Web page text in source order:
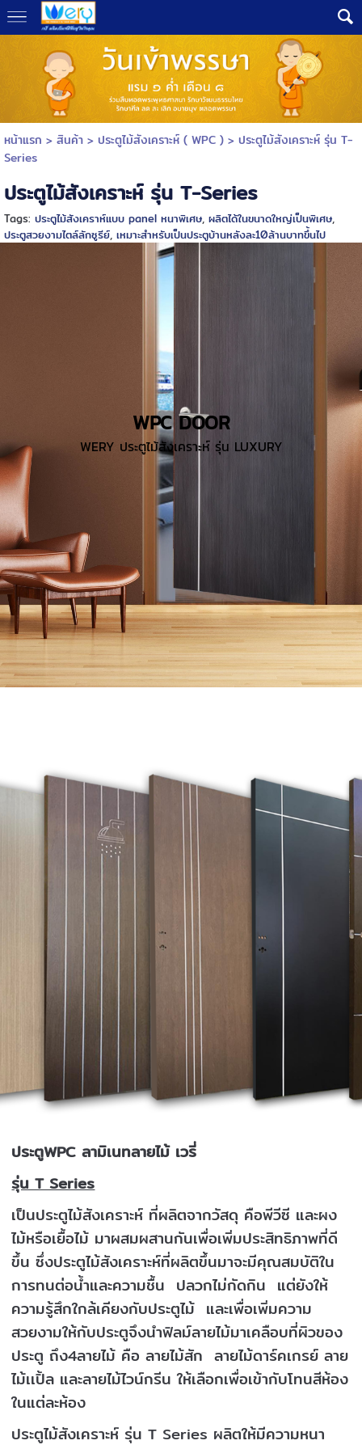
หน้าแรก > สินค้า > ประตูไม้สังเคราะห์ ( WPC )> ประตูไม้สังเคราะห์ รุ่น T-
Series
ประตูไม้สังเคราะห์ รุ่น T-Series
Tags: ประตูไม้สังเคราห์แบบ panel หนาพิเศษ, ผลิตได้ในขนาดใหญ่เป็นพิเศษ,
ประตูสวยงามไตล์ลักซูรีย์, เหมาะสำหรับเป็นประตูบ้านหลังละ10ล้านบาทขึ้นไป
WPC DOOR
WERY ประตูไม้สังเคราะห์ รุ่น LUXURY
ประตูWPC ลามิเนทลายไม้ เวรี่
รุ่น T Series
เป็นประตูไม้สังเคราะห์ ที่ผลิตจากวัสดุ คือพีวีซี และผง
ไม้หรือเยื้อไม้ มาผสมผสานกันเพื่อเพิ่มประสิทธิภาพที่ดี
ขึ้น ซึ่งประตูไม้สังเคราะห์ที่ผลิตขึ้นมาจะมีคุณสมบัติใน
การทนต่อน้ำและความชื้น ปลวกไม่กัดกิน แต่ยังให้
ความรู้สึกใกล้เคียงกับประตูไม้ และเพื่อเพิ่มความ
สวยงามให้กับประตูจึงนำฟิลม์ลายไม้มาเคลือบที่ผิวของ
ประตู ถึง4ลายไม้ คือ ลายไม้สัก ลายไม้ดาร์คเกรย์ ลาย
ไม้เเปิ้ล และลายไม้ไวน์กรีน ให้เลือกเพื่อเข้ากับโทนสีห้อง
ในแต่ละห้อง
ประตูไม้สังเคราะห์ รุ่น T Series ผลิตให้มีความหนา